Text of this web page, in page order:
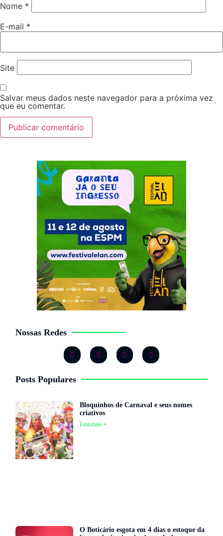
Nome *
E-mail *
Site
Salvar meus dados neste navegador para a próxima vez
que eu comentar.
Nossas Redes
Posts Populares
Bloquinhos de Carnaval e seus nomes
criativos
Leia mais »
O Boticário esgota em 4 dias o estoque da